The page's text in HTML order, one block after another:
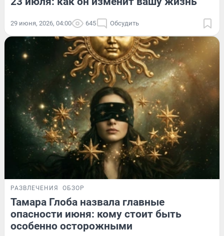
29 июня, 2026, 04:00 645 Обсудить
РАЗВЛЕЧЕНИЯ ОБЗОР
Тамара Глоба назвала главные
опасности июня: кому стоит быть
особенно осторожными